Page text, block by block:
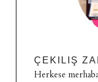
ÇEKILIŞ
Herkese